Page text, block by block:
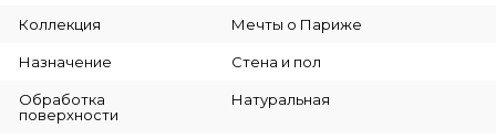
Коллекция Мечты о Париже
Назначение Стена и пол
Обработка
поверхности
Натуральная